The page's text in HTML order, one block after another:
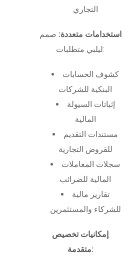
التجاري
استخدامات متعددة: صمم
ليلبي متطلبات:
كشوف الحسابات
البنكية للشركات
إثباتات السيولة
المالية
مستندات التقديم
للقروض التجارية
سجلات المعاملات
المالية للضرائب
تقارير مالية
للشركاء والمستثمرين
إمكانيات تخصيص
متقدمة: